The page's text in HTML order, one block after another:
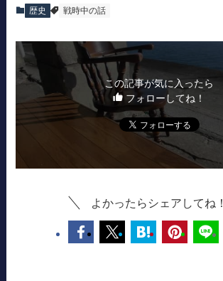
歴史 戦時中の話
この記事が気に入ったら
フォローしてね！
よかったらシェアしてね！